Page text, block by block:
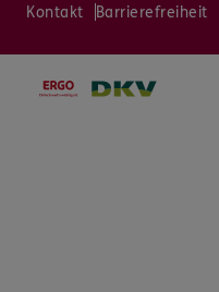
Kontakt Barrierefreiheit